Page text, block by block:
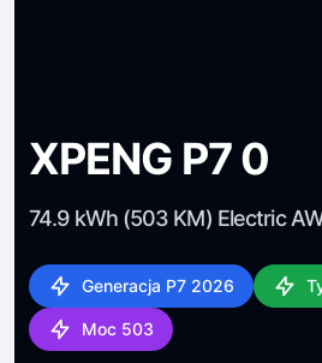
XPENG P7 0
74.9 kWh (503 KM) Electric
Generacja P7 2026
Moc 503